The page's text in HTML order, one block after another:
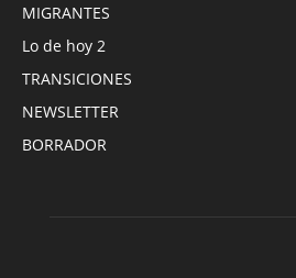
MIGRANTES
Lo de hoy 2
TRANSICIONES
NEWSLETTER
BORRADOR